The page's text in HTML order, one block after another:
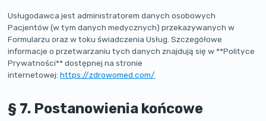
Usługodawca jest administratorem danych osobowych
Pacjentów (w tym danych medycznych) przekazywanych w
Formularzu oraz w toku świadczenia Usług. Szczegółowe
informacje o przetwarzaniu tych danych znajdują się w **Polityce
Prywatności** dostępnej na stronie
internetowej:https://zdrowomed.com/
§ 7. Postanowienia końcowe